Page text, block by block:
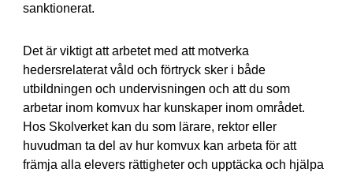
sanktionerat.
Det är viktigt att arbetet med att motverka
hedersrelaterat våld och förtryck sker i både
utbildningen och undervisningen och att du som
arbetar inom komvux har kunskaper inom området.
Hos Skolverket kan du som lärare, rektor eller
huvudman ta del av hur komvux kan arbeta för att
främja alla elevers rättigheter och upptäcka och hjälpa